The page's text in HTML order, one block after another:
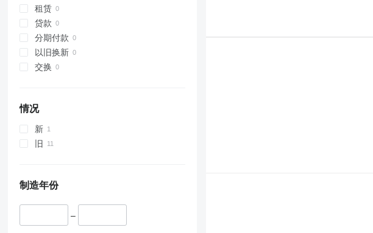
租赁
贷款
分期付款
以旧换新
交换
情况
新
旧
制造年份
–